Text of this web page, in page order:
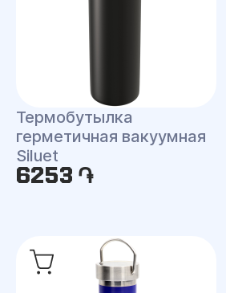
Термобутылка
герметичная вакуумная
Siluet
6253 ֏